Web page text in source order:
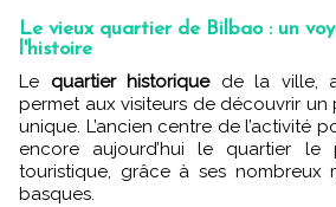
Le vieux quartier de Bilbao : un
l'histoire
Le quartier historique de la ville,
permet aux visiteurs de découvrir un
unique. L’ancien centre de l’activité
encore aujourd’hui le quartier le
touristique, grâce à ses nombreux
basques.